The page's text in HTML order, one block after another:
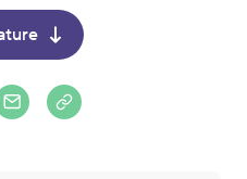
Het Poetsbureau
Twitter)
via Whatsapp
Share via MailCopy to clipboard